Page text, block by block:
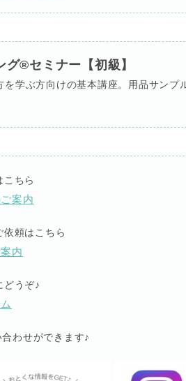
®セミナー【初級】
学ぶ方向けの基本講座。用品サンプ
こちら
案内
依頼はこちら
内
どうぞ♪
わせができます♪